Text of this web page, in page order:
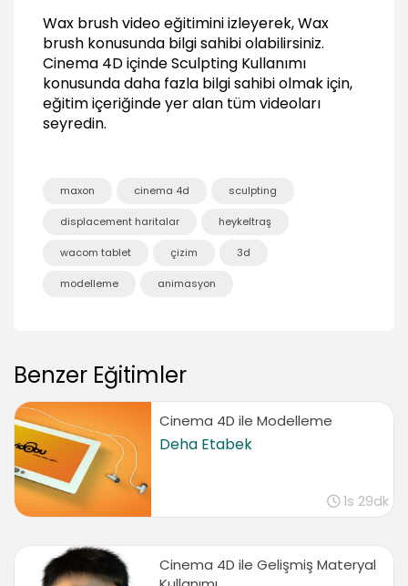
Scrape brush
01:06
Erase brush
01:39
Sculpting Özellikleri
01:14
Özel şekillerin kullanımı
Fırçalarda simetri
Örnek Proje
Genel detayların verilmesi
03:27
İnce detayların verilmesi 1
İnce detayların verilmesi 2
Wax brush video eğitimini izleyerek, Wax
brush konusunda bilgi sahibi olabilirsiniz.
Cinema 4D içinde Sculpting Kullanımı
konusunda daha fazla bilgi sahibi olmak için,
eğitim içeriğinde yer alan tüm videoları
seyredin.
maxon cinema 4d sculpting
displacement haritalar heykeltraş
wacom tablet çizim 3d
modelleme animasyon
Benzer Eğitimler
Cinema 4D ile Modelleme
Deha Etabek
1s 29dk
Cinema 4D ile Gelişmiş Materyal